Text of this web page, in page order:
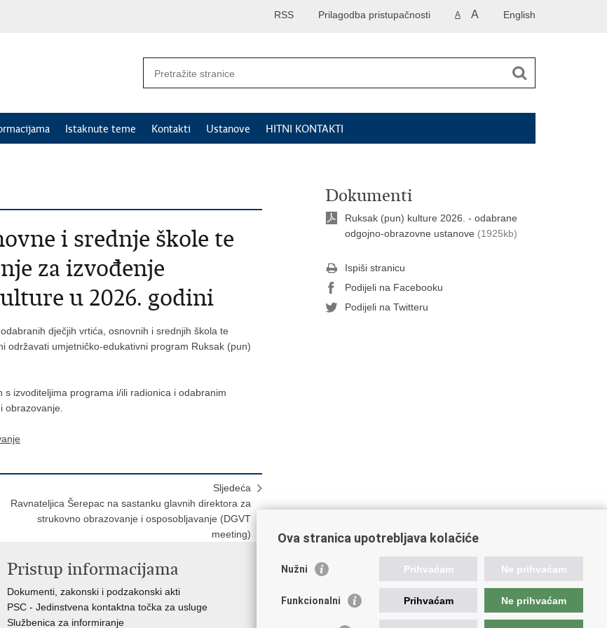
English
A A
Prilagodba pristupačnosti
RSS
Istaknute teme Kontakti Ustanove HITNI KONTAKTI
i srednje škole te
za izvođenje
u 2026. godini
dječjih vrtića, osnovnih i srednjih škola te
održavati umjetničko-edukativni program Ruksak (pun)
izvoditeljima programa i/ili radionica i odabranim
obrazovanje.
Sljedeća
Ravnateljica Šerepac na sastanku glavnih direktora za
strukovno obrazovanje i osposobljavanje (DGVT
meeting)
Dokumenti
Ruksak (pun) kulture 2026. - odabrane
odgojno-obrazovne ustanove (1925kb)
Ispiši stranicu
Podijeli na Facebooku
Podijeli na Twitteru
Pristup informacijama
Dokumenti, zakonski i podzakonski akti
PSC - Jedinstvena kontaktna točka za usluge
Službenica za informiranje
Korisne poveznice
AZOO
Ova stranica upotrebljava kolačiće
Nužni Prihvaćam Ne prihvaćam
Funkcionalni Prihvaćam Ne prihvaćam